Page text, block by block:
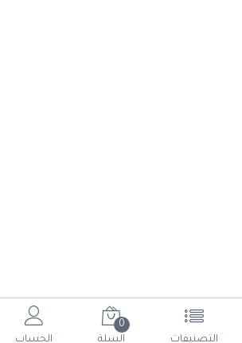
التصنيفات
0
السلة
الحساب 1
(current)
3